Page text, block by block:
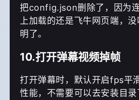
把config.json删除了，因为
上加载的还是飞牛网页端，
明了。
10.打开弹幕视频掉帧
打开弹幕时，默认开启fps平
性能，不需要可以去安装目录